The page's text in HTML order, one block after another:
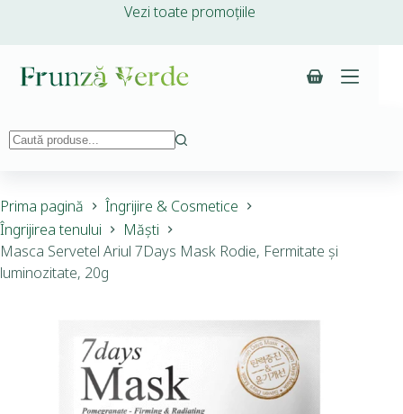
Vezi toate promoțiile
Prima pagină
Îngrijire & Cosmetice
Îngrijirea tenului
Măști
Masca Servetel Ariul 7Days Mask Rodie, Fermitate și
luminozitate, 20g